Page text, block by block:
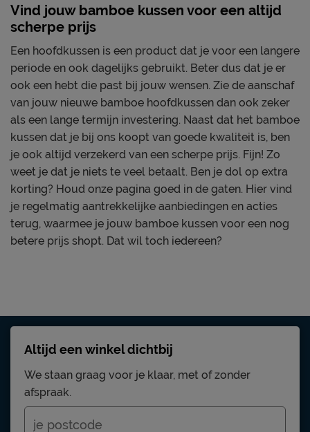
Vind jouw bamboe kussen voor een altijd
scherpe prijs
Een hoofdkussen is een product dat je voor een langere
periode en ook dagelijks gebruikt. Beter dus dat je er
ook een hebt die past bij jouw wensen. Zie de aanschaf
van jouw nieuwe bamboe hoofdkussen dan ook zeker
als een lange termijn investering. Naast dat het bamboe
kussen dat je bij ons koopt van goede kwaliteit is, ben
je ook altijd verzekerd van een scherpe prijs. Fijn! Zo
weet je dat je niets te veel betaalt. Ben je dol op extra
korting? Houd onze pagina goed in de gaten. Hier vind
je regelmatig aantrekkelijke aanbiedingen en acties
terug, waarmee je jouw bamboe kussen voor een nog
betere prijs shopt. Dat wil toch iedereen?
Altijd een winkel dichtbij
We staan graag voor je klaar, met of zonder
afspraak.